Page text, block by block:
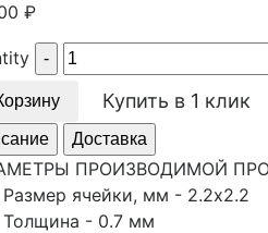
₽
Купить в 1 клик
Доставка
ПРОИЗВОДИМОЙ
Размер ячейки, мм - 2.2х2.2
Толщина - 0.7 мм